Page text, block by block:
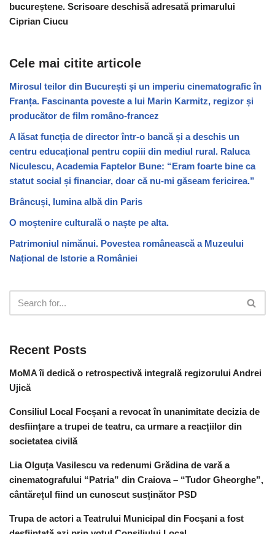
bucureștene. Scrisoare deschisă adresată primarului
Ciprian Ciucu
Cele mai citite articole
Mirosul teilor din București și un imperiu cinematografic în
Franța. Fascinanta poveste a lui Marin Karmitz, regizor și
producător de film româno-francez
A lăsat funcția de director într-o bancă și a deschis un
centru educațional pentru copiii din mediul rural. Raluca
Niculescu, Academia Faptelor Bune: “Eram foarte bine ca
statut social și financiar, doar că nu-mi găseam fericirea.”
Brâncuși, lumina albă din Paris
O moștenire culturală o naște pe alta.
Patrimoniul nimănui. Povestea românească a Muzeului
Național de Istorie a României
Recent Posts
MoMA îi dedică o retrospectivă integrală regizorului Andrei
Ujică
Consiliul Local Focșani a revocat în unanimitate decizia de
desființare a trupei de teatru, ca urmare a reacțiilor din
societatea civilă
Lia Olguța Vasilescu va redenumi Grădina de vară a
cinematografului “Patria” din Craiova – “Tudor Gheorghe”,
cântărețul fiind un cunoscut susținător PSD
Trupa de actori a Teatrului Municipal din Focșani a fost